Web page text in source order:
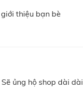
thiệu bạn bè
ủng hộ shop dài dài